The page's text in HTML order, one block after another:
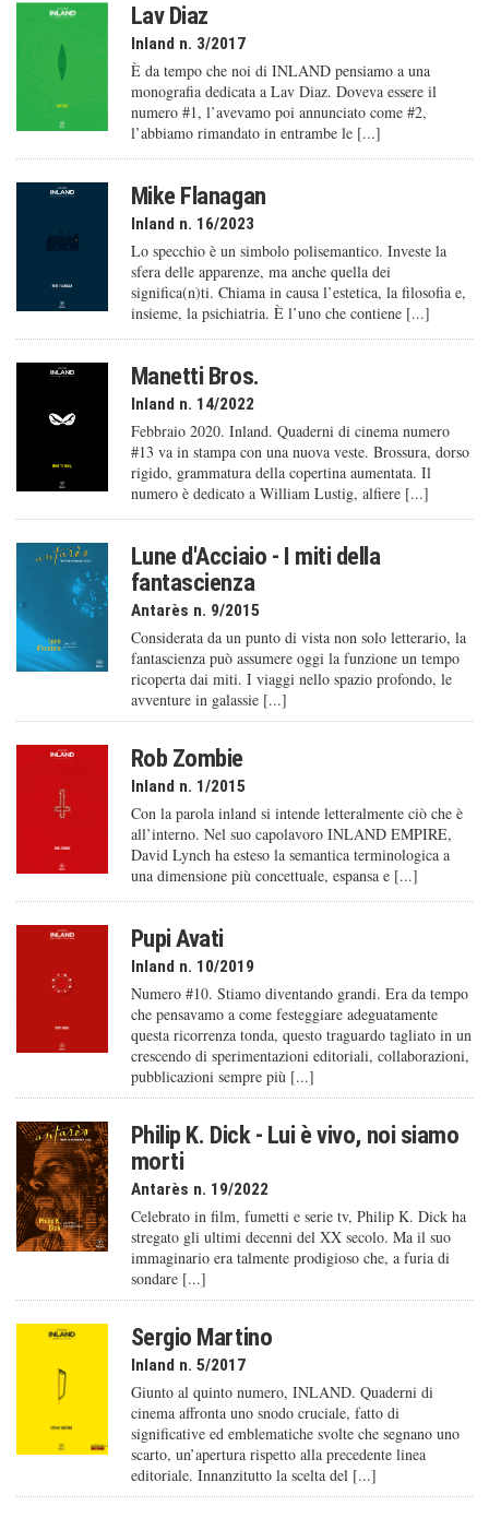
Lav Diaz
Inland n. 3/2017
È da tempo che noi di INLAND pensiamo a una
monografia dedicata a Lav Diaz. Doveva essere il
numero #1, l’avevamo poi annunciato come #2,
l’abbiamo rimandato in entrambe le [...]
Mike Flanagan
Inland n. 16/2023
Lo specchio è un simbolo polisemantico. Investe la
sfera delle apparenze, ma anche quella dei
significa(n)ti. Chiama in causa l’estetica, la filosofia e,
insieme, la psichiatria. È l’uno che contiene [...]
Manetti Bros.
Inland n. 14/2022
Febbraio 2020. Inland. Quaderni di cinema numero
#13 va in stampa con una nuova veste. Brossura, dorso
rigido, grammatura della copertina aumentata. Il
numero è dedicato a William Lustig, alfiere [...]
Lune d'Acciaio - I miti della
fantascienza
Antarès n. 9/2015
Considerata da un punto di vista non solo letterario, la
fantascienza può assumere oggi la funzione un tempo
ricoperta dai miti. I viaggi nello spazio profondo, le
avventure in galassie [...]
Rob Zombie
Inland n. 1/2015
Con la parola inland si intende letteralmente ciò che è
all’interno. Nel suo capolavoro INLAND EMPIRE,
David Lynch ha esteso la semantica terminologica a
una dimensione più concettuale, espansa e [...]
Pupi Avati
Inland n. 10/2019
Numero #10. Stiamo diventando grandi. Era da tempo
che pensavamo a come festeggiare adeguatamente
questa ricorrenza tonda, questo traguardo tagliato in un
crescendo di sperimentazioni editoriali, collaborazioni,
pubblicazioni sempre più [...]
Philip K. Dick - Lui è vivo, noi siamo
morti
Antarès n. 19/2022
Celebrato in film, fumetti e serie tv, Philip K. Dick ha
stregato gli ultimi decenni del XX secolo. Ma il suo
immaginario era talmente prodigioso che, a furia di
sondare [...]
Sergio Martino
Inland n. 5/2017
Giunto al quinto numero, INLAND. Quaderni di
cinema affronta uno snodo cruciale, fatto di
significative ed emblematiche svolte che segnano uno
scarto, un’apertura rispetto alla precedente linea
editoriale. Innanzitutto la scelta del [...]